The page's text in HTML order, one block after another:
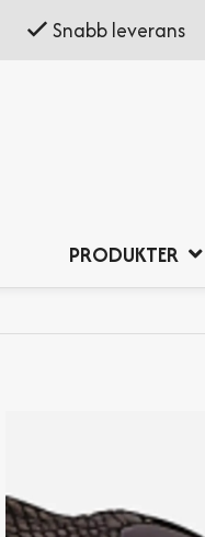
Snabb leverans
PRODUKTER